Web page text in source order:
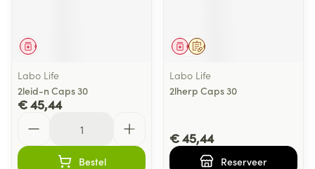
Geneesmiddel
Labo Life
2leid-n Caps 30
€ 45,44
Bestel
Op voorschrift
Geneesmiddel
Labo Life
2lherp Caps 30
€ 45,44
Reserveer